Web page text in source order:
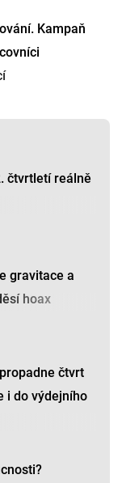
Kampaň
čtvrtletí reálně
gravitace a
hoax
čtvrt
i do výdejního